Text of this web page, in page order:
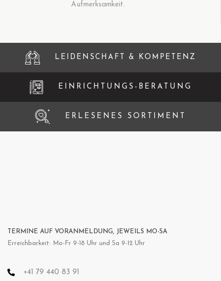
Aufmerksamkeit.
LEIDENSCHAFT & KOMPETENZ
EINRICHTUNGS-BERATUNG
ERLESENES SORTIMENT
TERMINE AUF VORANMELDUNG, JEWEILS MO-SA
Erreichbarkeit: Mo-Fr 9-18 Uhr und Sa 9-12 Uhr
+41 79 440 83 91